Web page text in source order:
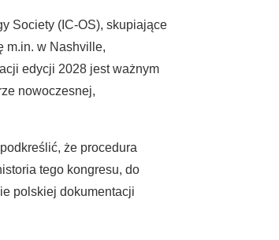
Society (IC-OS), skupiające
m.in. w Nashville,
edycji 2028 jest ważnym
nowoczesnej,
że procedura
tego kongresu, do
polskiej dokumentacji